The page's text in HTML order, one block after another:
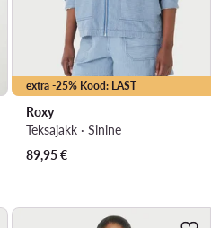
extra -25% Kood: LAST
Roxy
Teksajakk · Sinine
89,95€